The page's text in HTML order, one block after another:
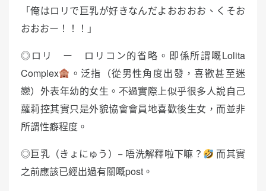
「俺はロリで巨乳が好きなんだよおおおお、くそお
おおおー！！！」
◎ロリ ー ロリコン的省略。即係所謂嘅Lolita
Complex
。泛指（從男性角度出發，喜歡甚至迷
戀）外表年幼的女生。不過實際上似乎很多人說自己
蘿莉控其實只是外貌協會會員地喜歡後生女，而並非
所謂性癖程度。
◎巨乳（きょにゅう）− 唔洗解釋啦下嘛？
而其實
之前應該已經出過有關嘅post。